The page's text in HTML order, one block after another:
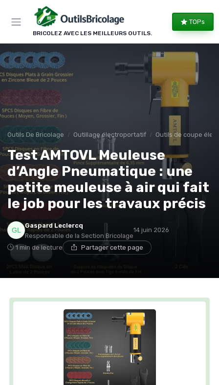
BRICOLEZ AVEC LES MEILLEURS OUTILS.
TOPs
Outils De Bricolage Outillage électroportatif Outils de coupe
Test AMTOVL Meuleuse
d’Angle Pneumatique : une
petite meuleuse à air qui fait
le job pour les travaux précis
Gaspard Leclercq
Responsable de la Section Bricolage
14 juin 2026
1 min de lecture Partager cette page
Panneau de gestion des cookies